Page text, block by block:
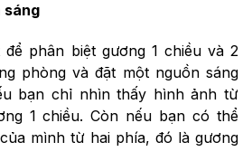
sáng
để phân biệt gương 1 chiều và 2
phòng và đặt một nguồn sáng
bạn chỉ nhìn thấy hình ảnh từ
1 chiều. Còn nếu bạn có thể
mình từ hai phía, đó là gương